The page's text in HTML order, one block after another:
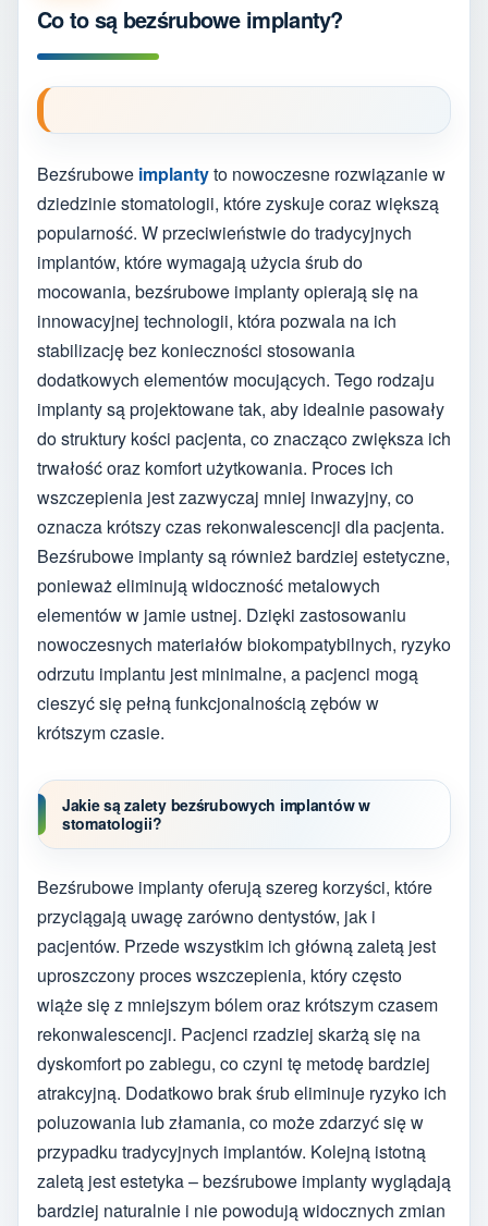
Co to są bezśrubowe implanty?
Bezśrubowe implantyto nowoczesne rozwiązanie w
dziedzinie stomatologii, które zyskuje coraz większą
popularność. W przeciwieństwie do tradycyjnych
implantów, które wymagają użycia śrub do
mocowania, bezśrubowe implanty opierają się na
innowacyjnej technologii, która pozwala na ich
stabilizację bez konieczności stosowania
dodatkowych elementów mocujących. Tego rodzaju
implanty są projektowane tak, aby idealnie pasowały
do struktury kości pacjenta, co znacząco zwiększa ich
trwałość oraz komfort użytkowania. Proces ich
wszczepienia jest zazwyczaj mniej inwazyjny, co
oznacza krótszy czas rekonwalescencji dla pacjenta.
Bezśrubowe implanty są również bardziej estetyczne,
ponieważ eliminują widoczność metalowych
elementów w jamie ustnej. Dzięki zastosowaniu
nowoczesnych materiałów biokompatybilnych, ryzyko
odrzutu implantu jest minimalne, a pacjenci mogą
cieszyć się pełną funkcjonalnością zębów w
krótszym czasie.
Jakie są zalety bezśrubowych implantów w
stomatologii?
Bezśrubowe implanty oferują szereg korzyści, które
przyciągają uwagę zarówno dentystów, jak i
pacjentów. Przede wszystkim ich główną zaletą jest
uproszczony proces wszczepienia, który często
wiąże się z mniejszym bólem oraz krótszym czasem
rekonwalescencji. Pacjenci rzadziej skarżą się na
dyskomfort po zabiegu, co czyni tę metodę bardziej
atrakcyjną. Dodatkowo brak śrub eliminuje ryzyko ich
poluzowania lub złamania, co może zdarzyć się w
przypadku tradycyjnych implantów. Kolejną istotną
zaletą jest estetyka – bezśrubowe implanty wyglądają
bardziej naturalnie i nie powodują widocznych zmian